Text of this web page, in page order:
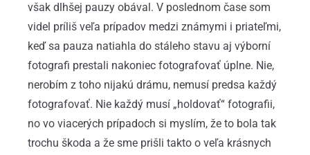
však dlhšej pauzy obával. V poslednom čase som
videl príliš veľa prípadov medzi známymi i priateľmi,
keď sa pauza natiahla do stáleho stavu aj výborní
fotografi prestali nakoniec fotografovať úplne. Nie,
nerobím z toho nijakú drámu, nemusí predsa každý
fotografovať. Nie každý musí „holdovať“ fotografii,
no vo viacerých prípadoch si myslím, že to bola tak
trochu škoda a že sme prišli takto o veľa krásnych